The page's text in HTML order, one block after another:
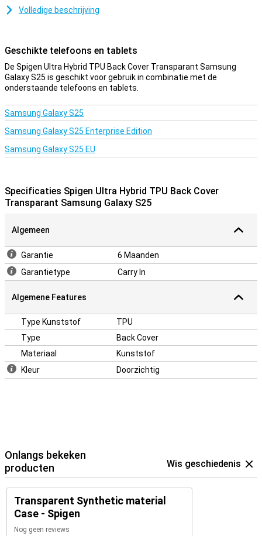
telefoon zo lang mogelijk mee gaat.
de camera’s, knoppen en poorten.
Een stevig hoesje voor een goede prijs
Doordat het hoesje van kunststof gemaakt is, biedt dit optimale
hoesjes vaak niet zo duur zijn als andere hoesjes. Zoek je een
doorzichtig hoesje voor je Samsung Galaxy S25? Dan is de Spigen
Ultra Hybrid TPU Back Cover Transparant Samsung Galaxy S25 de
prachtige design van je toestel voor iedereen zichtbaar.
Volledige beschrijving
Geschikte telefoons en tablets
De Spigen Ultra Hybrid TPU Back Cover Transparant Samsung
Galaxy S25 is geschikt voor gebruik in combinatie met de
onderstaande telefoons en tablets.
Samsung Galaxy S25
Samsung Galaxy S25 Enterprise Edition
Samsung Galaxy S25 EU
Specificaties Spigen Ultra Hybrid TPU Back Cover
Transparant Samsung Galaxy S25
Algemeen
Garantie
6 Maanden
Garantietype
Carry In
Algemene Features
Type Kunststof
TPU
Type
Back Cover
Materiaal
Kunststof
Kleur
Doorzichtig
Onlangs bekeken
producten
Wis geschiedenis
Transparent Synthetic material
Case - Spigen
Nog geen reviews